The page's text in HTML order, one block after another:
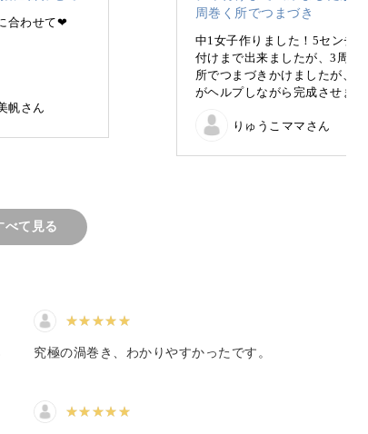
然石。
セサリーに出来ないか…？」と、独学でワイ
ちに個性的なアクセサリーが作れるようにな
合わせて❤
帆さん
中1女子作りました！5センチ印
付けまで出来ましたが、3周巻く
所でつまづきかけましたが、母
がヘルプしながら完成させまし
りゅうこママさん
べて見る
究極の渦巻き、わかりやすかったです。